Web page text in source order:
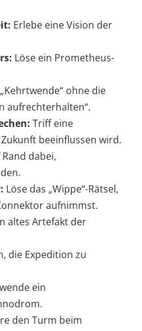
Erlebe eine Vision der
Löse ein Prometheus-
ohne die
aufrechterhalten“.
Triff eine
beeinflussen wird.
dabei,
Löse das „Wippe“-Rätsel,
aufnimmst.
altes Artefakt der
die Expedition zu
ein
den Turm beim